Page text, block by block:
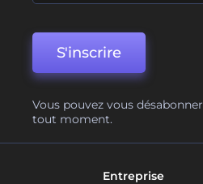
S'inscrire
Vous pouvez vous
tout moment.
Entreprise